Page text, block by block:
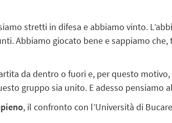
stretti in difesa e abbiamo vinto.
Abbiamo giocato bene e sappiamo
da dentro o fuori e, per questo
gruppo sia unito. E adesso pensiamo
, il confronto con l’Università di